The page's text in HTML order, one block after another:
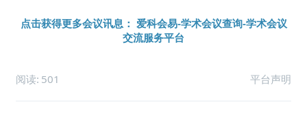
点击获得更多会议讯息： 爱科会易-学术会议查询-学术会议
交流服务平台
阅读: 501 平台声明